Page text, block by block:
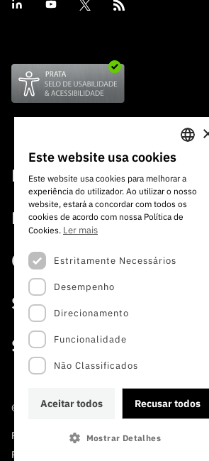
Financiamento
Programas de Financiamento
Internacional
Prémios
Media
Notas de Imprensa
Subscrever Newsletter
Subscrever Direct Mail de Concursos
Agenda
Publicações
Concursos
Concursos Abertos
Concursos Previstos
Concursos Fechados
Calendarização FCT 2026
Serviços
Serviços digitais: Tecnologia para o
Arquivo, Documentação e Informação
Acesso a dados estatísticos para fins
Sobre
A FCT
Estudos e Planeamento Estratégico
Documentos de Gestão
A FCT em Números
©2022 · Fundação para a Ciência e a
Política de Privacidade e
Protecção de Dados
Política de
ENGLISH
Este website usa cookies
Este website usa cookies para melhorar a
experiência do utilizador. Ao utilizar o nosso
website, estará a concordar com todos os
cookies de acordo com nossa Política de
Cookies. Ler mais
Estritamente Necessários
Desempenho
Direcionamento
Funcionalidade
Não Classificados
Aceitar todos Recusar todos
Mostrar Detalhes